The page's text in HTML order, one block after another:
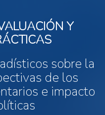
Y
sobre la
de los
e impacto